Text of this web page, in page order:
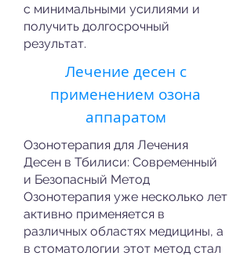
с минимальными усилиями и
получить долгосрочный
результат.
Лечение десен с
применением озона
аппаратом
Озонотерапия для Лечения
Десен в Тбилиси: Современный
и Безопасный Метод
Озонотерапия уже несколько лет
активно применяется в
различных областях медицины, а
в стоматологии этот метод стал